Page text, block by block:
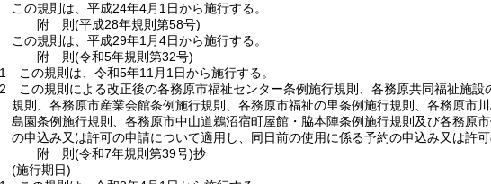
この規則は、平成24年4月1日から施行する。
附 則(平成28年規則第58号)
この規則は、平成29年1月4日から施行する。
附 則(令和5年規則第32号)
1
この規則は、令和5年11月1日から施行する。
2
この規則による改正後の各務原市福祉センター条例施行規則、各務原共同福祉施
規則、各務原市産業会館条例施行規則、各務原市福祉の里条例施行規則、各務原市
島園条例施行規則、各務原市中山道鵜沼宿町屋館・脇本陣条例施行規則及び各務原
の申込み又は許可の申請について適用し、同日前の使用に係る予約の申込み又は許
附 則(令和7年規則第39号)抄
(施行期日)